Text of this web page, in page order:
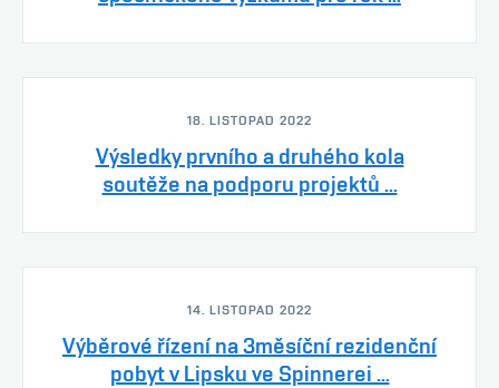
18. LISTOPAD 2022
Výsledky prvního a druhého kola
soutěže na podporu projektů ...
14. LISTOPAD 2022
Výběrové řízení na 3měsíční rezidenční
pobyt v Lipsku ve Spinnerei ...